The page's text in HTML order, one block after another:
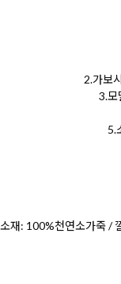
2.가보
3.모
5.
소재: 100%천연소가죽 /